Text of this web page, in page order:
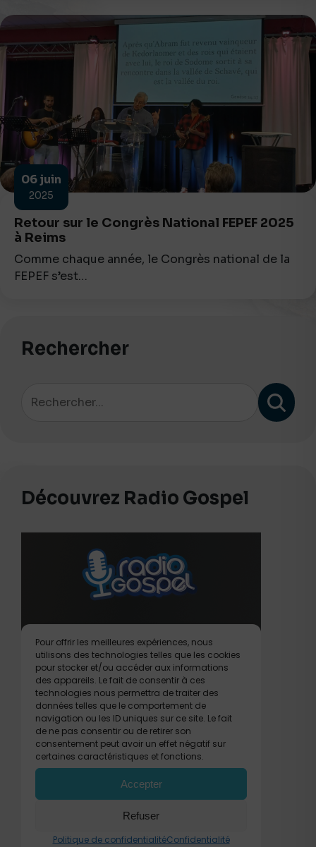
06juin
2025
Retour sur le Congrès National FEPEF 2025
à Reims
Comme chaque année, le Congrès national de la
FEPEF s’est…
Rechercher
Découvrez Radio Gospel